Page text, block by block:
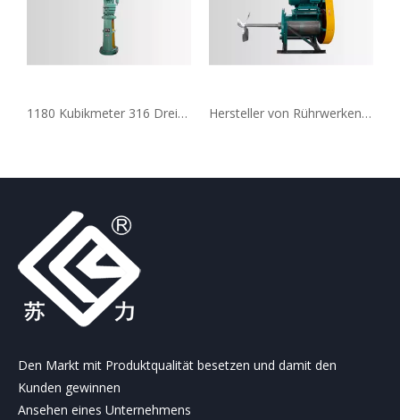
1180 Kubikmeter 316 Dreifachflügel-Propeller-Rührmischer Hersteller von Rührwerken für Rauchgasentschwefelungstanks, kann individuell angepasst werden
Den Markt mit Produktqualität besetzen und damit den
Kunden gewinnen
Ansehen eines Unternehmens